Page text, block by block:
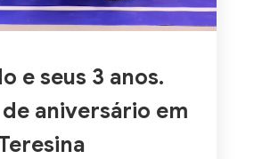
e seus 3 anos.
aniversário em